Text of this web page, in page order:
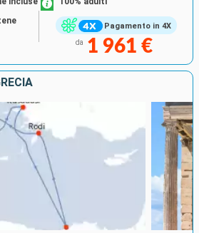
Pagamento in 4X
da 1 961 €